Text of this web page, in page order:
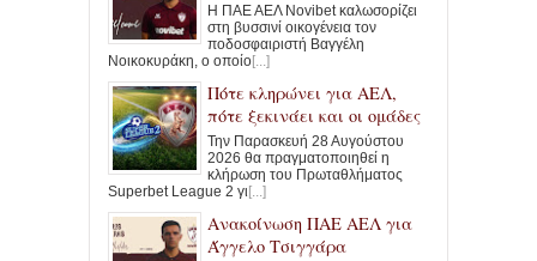
Η ΠΑΕ ΑΕΛ Novibet καλωσορίζει
στη βυσσινί οικογένεια τον
ποδοσφαιριστή Βαγγέλη
Νοικοκυράκη, ο οποίο[...]
Πότε κληρώνει για ΑΕΛ,
πότε ξεκινάει και οι ομάδες
Την Παρασκευή 28 Αυγούστου
2026 θα πραγματοποιηθεί η
κλήρωση του Πρωταθλήματος
Superbet League 2 γι[...]
Ανακοίνωση ΠΑΕ ΑΕΛ για
Άγγελο Τσιγγάρα